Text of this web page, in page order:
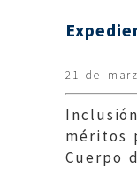
21 de
méritos
Cuerpo